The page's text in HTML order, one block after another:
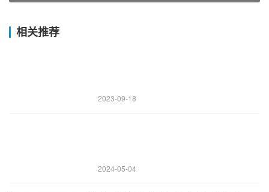
相关推荐
2023-09-18
2024-05-04